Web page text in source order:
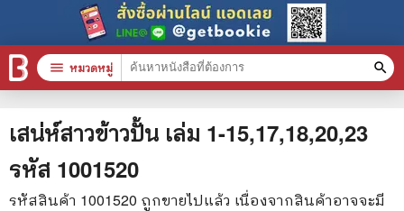
เสน่ห์สาวข้าวปั้น เล่ม 1-15,17,18,20,23
รหัส 1001520
รหัสสินค้า 1001520 ถูกขายไปแล้ว เนื่องจากสินค้าอาจจะมี
menu หมวดหมู่ search
หมวดหมู่สินค้า clear
หนังสือทั้งหมด